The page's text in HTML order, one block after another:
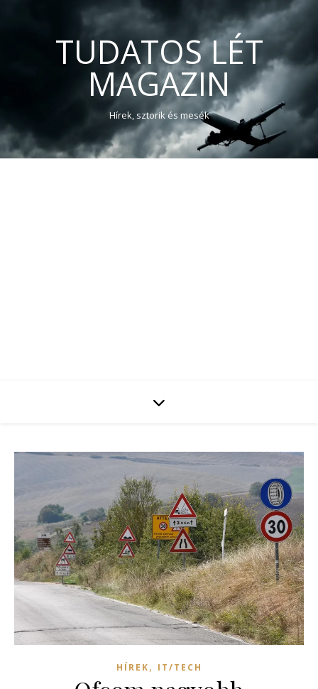
TUDATOS LÉT
MAGAZIN
Hírek, sztorik és mesék
HÍREK, IT/TECH